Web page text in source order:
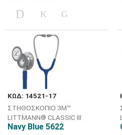
ΚΩΔ: 14521-17
ΣΤΗΘΟΣΚΟΠΙΟ 3M™
LITTMANN® CLASSIC III
Navy Blue 5622